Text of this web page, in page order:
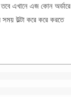
এখানে এজ কোন অর্ডারে
উল্টা করে করে করতে